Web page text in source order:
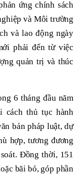
ứng chính sách
và Môi trường
và lao động ngày
phải đến từ việc
quản trị và thúc
6 tháng đầu năm
cách thủ tục hành
bản pháp luật, dự
hợp, tương đương
Đồng thời, 151
bãi bỏ, góp phần